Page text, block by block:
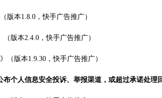
版本1.8.0，快手广告推广）
（版本2.4.0，快手广告推广）
（版本1.9.30，快手广告推广）
布个人信息安全投诉、举报渠道，或超过承诺处理